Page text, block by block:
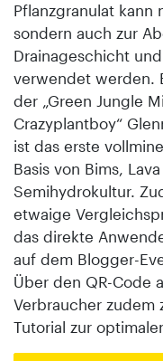
Pflanzgranulat kann
sondern auch zur
Drainageschicht
verwendet werden.
der „Green Jungle
Crazyplantboy“
ist das erste
Basis von Bims,
Semihydrokultur.
etwaige
das direkte
auf dem Blogger-
Über den QR-Code
Verbraucher zudem
Tutorial zur